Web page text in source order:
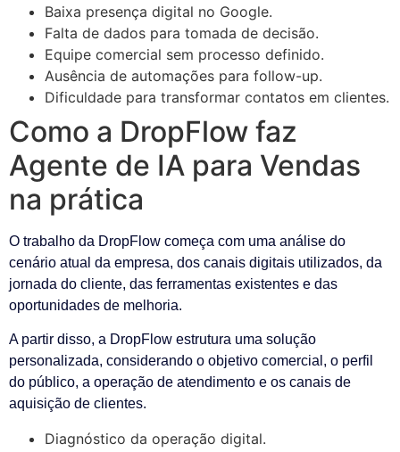
Baixa presença digital no Google.
Falta de dados para tomada de decisão.
Equipe comercial sem processo definido.
Ausência de automações para follow-up.
Dificuldade para transformar contatos em clientes.
Como a DropFlow faz
Agente de IA para Vendas
na prática
O trabalho da DropFlow começa com uma análise do
cenário atual da empresa, dos canais digitais utilizados, da
jornada do cliente, das ferramentas existentes e das
oportunidades de melhoria.
A partir disso, a DropFlow estrutura uma solução
personalizada, considerando o objetivo comercial, o perfil
do público, a operação de atendimento e os canais de
aquisição de clientes.
Diagnóstico da operação digital.